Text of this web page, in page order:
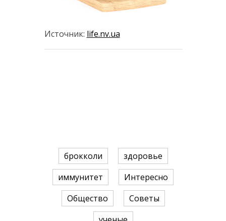
Источник: life.nv.ua
брокколи
здоровье
иммунитет
Интересно
Общество
Советы